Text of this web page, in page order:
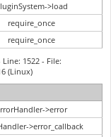
>load
require_once
require_once
1522 - File:
(Linux)
>error
>error_callback